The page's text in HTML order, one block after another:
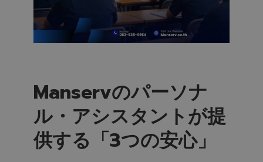
Manservのパーソナ
ル・アシスタントが提
供する「3つの安心」